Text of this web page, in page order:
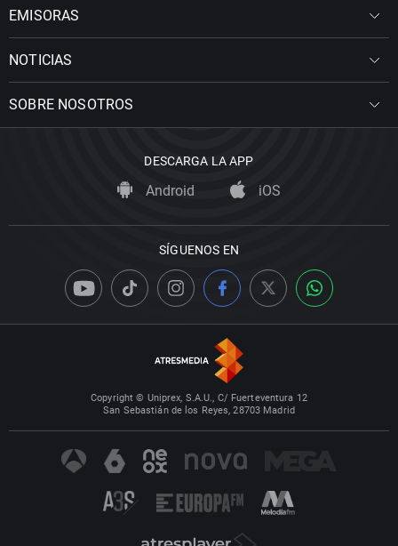
EMISORAS
NOTICIAS
SOBRE NOSOTROS
DESCARGA LA APP
Android iOS
SÍGUENOS EN
Copyright © Uniprex, S.A.U., C/ Fuerteventura 12
San Sebastián de los Reyes, 28703 Madrid